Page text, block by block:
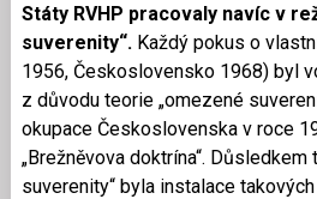
Státy RVHP pracovaly navíc v
suverenity“. Každý pokus o
1956, Československo 1968) byl
z důvodu teorie „omezené
okupace Československa v roce
„Brežněvova doktrína“. Důsledkem
suverenity“ byla instalace